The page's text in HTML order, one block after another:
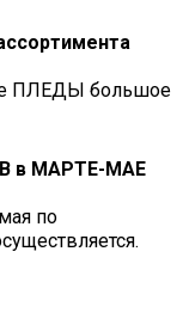
ПЛЕДЫ большое
в МАРТЕ-МАЕ
по